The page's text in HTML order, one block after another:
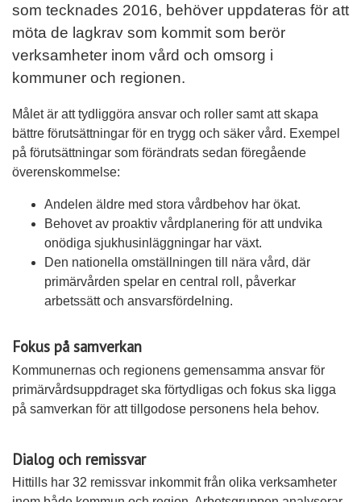
som tecknades 2016, behöver uppdateras för att
möta de lagkrav som kommit som berör
verksamheter inom vård och omsorg i
kommuner och regionen.
Målet är att tydliggöra ansvar och roller samt att skapa
bättre förutsättningar för en trygg och säker vård. Exempel
på förutsättningar som förändrats sedan föregående
överenskommelse:
Andelen äldre med stora vårdbehov har ökat.
Behovet av proaktiv vårdplanering för att undvika
onödiga sjukhusinläggningar har växt.
Den nationella omställningen till nära vård, där
primärvården spelar en central roll, påverkar
arbetssätt och ansvarsfördelning.
Fokus på samverkan
Kommunernas och regionens gemensamma ansvar för
primärvårdsuppdraget ska förtydligas och fokus ska ligga
på samverkan för att tillgodose personens hela behov.
Dialog och remissvar
Hittills har 32 remissvar inkommit från olika verksamheter